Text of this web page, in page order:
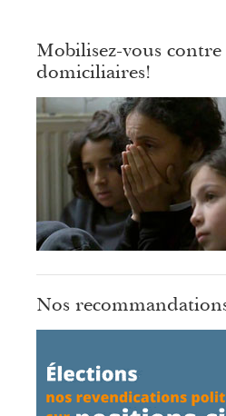
Mobilisez-vous contre
domiciliaires!
Nos